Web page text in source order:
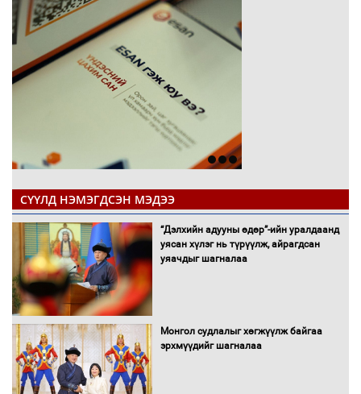
СҮҮЛД НЭМЭГДСЭН МЭДЭЭ
“Дэлхийн адууны өдөр”-ийн уралдаанд
уясан хүлэг нь түрүүлж, айрагдсан
уяачдыг шагналаа
Монгол судлалыг хөгжүүлж байгаа
эрхмүүдийг шагналаа